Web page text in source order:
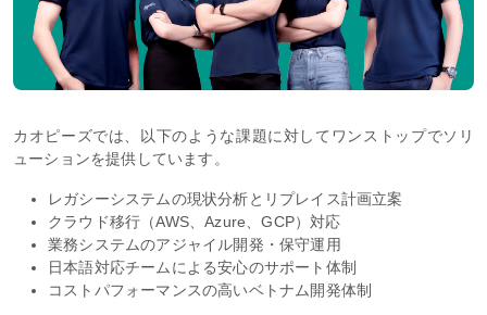
カオピーズでは、以下のような課題に対してワンストップでソリ
ューションを提供しています。
レガシーシステムの現状分析とリプレイス計画立案
クラウド移行（AWS、Azure、GCP）対応
業務システムのアジャイル開発・保守運用
日本語対応チームによる安心のサポート体制
コストパフォーマンスの高いベトナム開発体制